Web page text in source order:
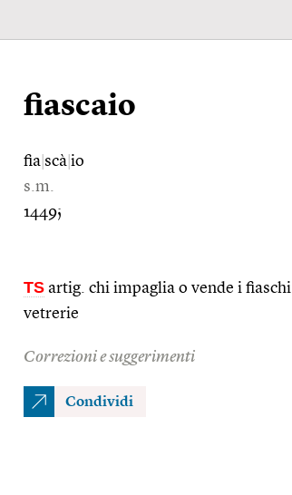
fiascaio
fia scà io
s.m.
1449;
TS artig. chi impaglia o vende i fiaschi
vetrerie
Correzioni e suggerimenti
Condividi